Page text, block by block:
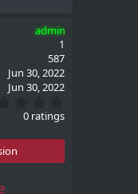
admin
1
587
Jun 30, 2022
Jun 30, 2022
.
0
t
0 ratings